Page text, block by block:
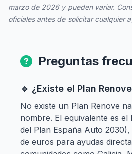
marzo de 2026 y pueden variar.
oficiales antes de solicitar cualquier
Preguntas
🔹 ¿Existe el Plan
No existe un Plan Renove
nombre. El equivalente es
del Plan España Auto
de euros para ayudas